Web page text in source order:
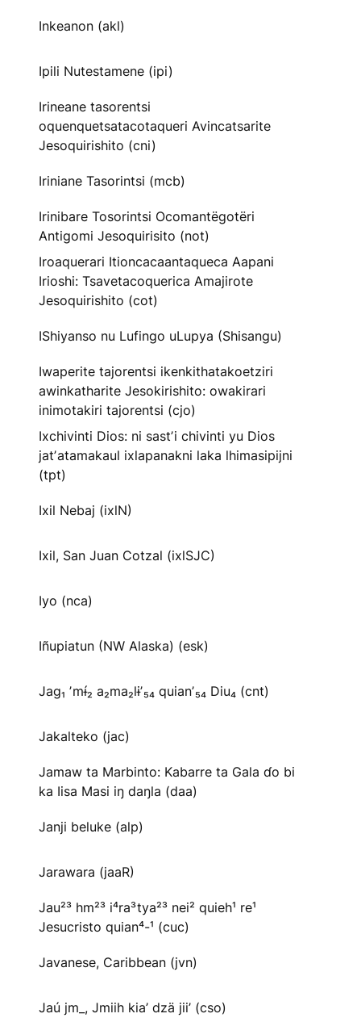
Inkeanon (akl)
Ipili Nutestamene (ipi)
Irineane tasorentsi
oquenquetsatacotaqueri Avincatsarite
Jesoquirishito (cni)
Iriniane Tasorintsi (mcb)
Irinibare Tosorintsi Ocomantëgotëri
Antigomi Jesoquirisito (not)
Iroaquerari Itioncacaantaqueca Aapani
Irioshi: Tsavetacoquerica Amajirote
Jesoquirishito (cot)
IShiyanso nu Lufingo uLupya (Shisangu)
Iwaperite tajorentsi ikenkithatakoetziri
awinkatharite Jesokirishito: owakirari
inimotakiri tajorentsi (cjo)
Ixchivinti Dios: ni sastʼi chivinti yu Dios
jatʼatamakaul ixlapanakni laka lhimasipijni
(tpt)
Ixil Nebaj (ixlN)
Ixil, San Juan Cotzal (ixlSJC)
Iyo (nca)
Iñupiatun (NW Alaska) (esk)
Jag₁ ʼmɨ́₂ a₂ma₂lɨʼ₅₄ quianʼ₅₄ Diu₄ (cnt)
Jakalteko (jac)
Jamaw ta Marbinto: Kabarre ta Gala ɗo bi
ka Iisa Masi iŋ daŋla (daa)
Janji beluke (alp)
Jarawara (jaaR)
Jau²³ hm²³ i⁴ra³tya²³ nei² quieh¹ re¹
Jesucristo quian⁴-¹ (cuc)
Javanese, Caribbean (jvn)
Jaú jm_, Jmiih kia’ dzä jii’ (cso)